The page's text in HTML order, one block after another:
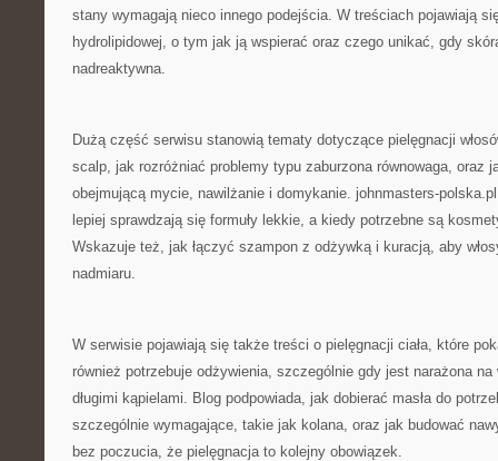
stany wymagają nieco innego podejścia. W treściach pojawiają
hydrolipidowej, o tym jak ją wspierać oraz czego unikać, gdy
nadreaktywna.
Dużą część serwisu stanowią tematy dotyczące pielęgnacji
scalp, jak rozróżniać problemy typu zaburzona równowaga, oraz
obejmującą mycie, nawilżanie i domykanie. johnmasters-
lepiej sprawdzają się formuły lekkie, a kiedy potrzebne są
Wskazuje też, jak łączyć szampon z odżywką i kuracją, aby
nadmiaru.
W serwisie pojawiają się także treści o pielęgnacji ciała, które
również potrzebuje odżywienia, szczególnie gdy jest narażona
długimi kąpielami. Blog podpowiada, jak dobierać masła do
szczególnie wymagające, takie jak kolana, oraz jak budować
bez poczucia, że pielęgnacja to kolejny obowiązek.